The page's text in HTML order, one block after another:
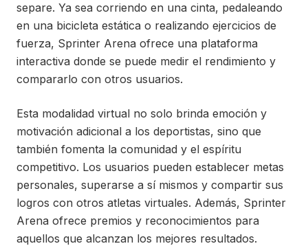
separe. Ya sea corriendo en una cinta, pedaleando
en una bicicleta estática o realizando ejercicios de
fuerza, Sprinter Arena ofrece una plataforma
interactiva donde se puede medir el rendimiento y
compararlo con otros usuarios.
Esta modalidad virtual no solo brinda emoción y
motivación adicional a los deportistas, sino que
también fomenta la comunidad y el espíritu
competitivo. Los usuarios pueden establecer metas
personales, superarse a sí mismos y compartir sus
logros con otros atletas virtuales. Además, Sprinter
Arena ofrece premios y reconocimientos para
aquellos que alcanzan los mejores resultados.